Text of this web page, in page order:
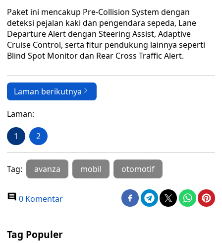
Paket ini mencakup Pre-Collision System dengan
deteksi pejalan kaki dan pengendara sepeda, Lane
Departure Alert dengan Steering Assist, Adaptive
Cruise Control, serta fitur pendukung lainnya seperti
Blind Spot Monitor dan Rear Cross Traffic Alert.
Laman berikutnya
Laman:
1 2
Tag: avanza mobil otomotif
0 Komentar
Tag Populer